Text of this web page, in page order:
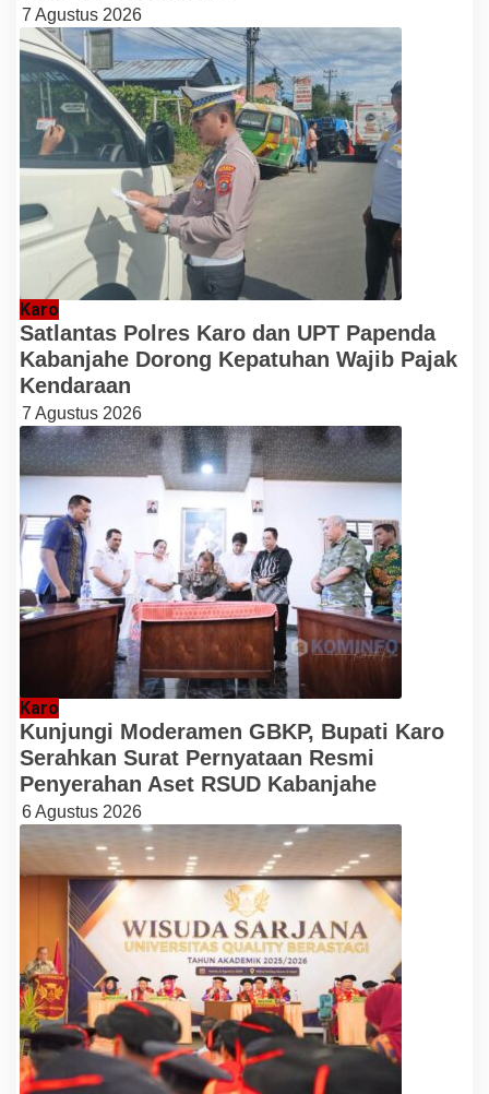
7 Agustus 2026
Karo
Satlantas Polres Karo dan UPT Papenda
Kabanjahe Dorong Kepatuhan Wajib Pajak
Kendaraan
7 Agustus 2026
Karo
Kunjungi Moderamen GBKP, Bupati Karo
Serahkan Surat Pernyataan Resmi
Penyerahan Aset RSUD Kabanjahe
6 Agustus 2026